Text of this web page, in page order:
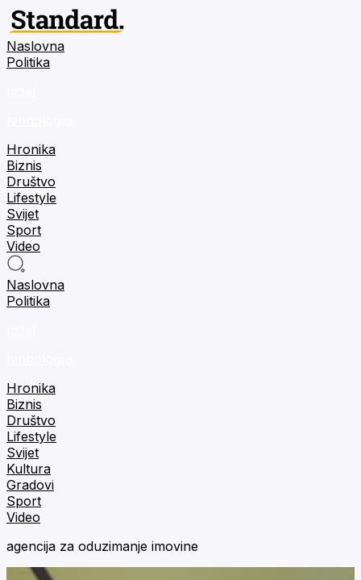
Naslovna
Politika
Hronika
Biznis
Društvo
Lifestyle
Svijet
Sport
Video
Naslovna
Politika
Hronika
Biznis
Društvo
Lifestyle
Svijet
Kultura
Gradovi
Sport
Video
agencija za oduzimanje imovine